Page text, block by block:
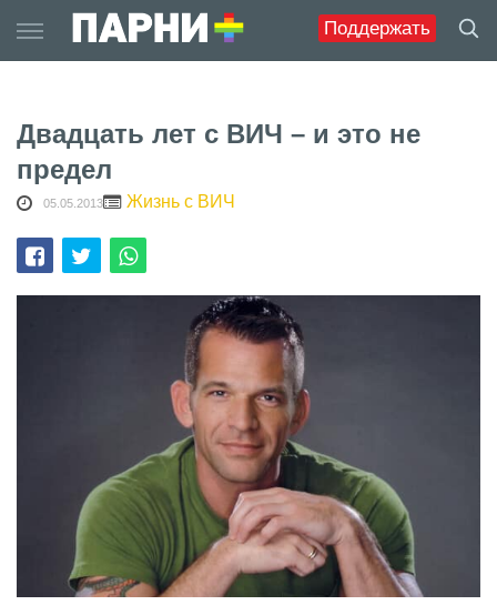
Поддержать
to
content
Двадцать лет с ВИЧ – и это не
предел
05.05.2013 Жизнь с ВИЧ